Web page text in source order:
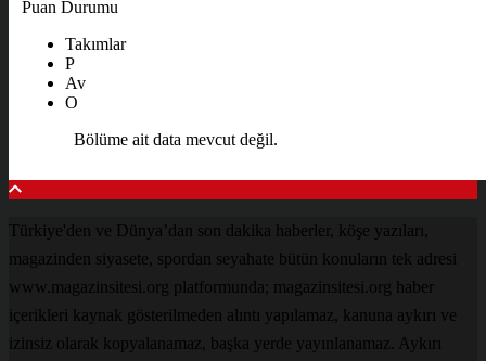
Puan Durumu
Takımlar
P
Av
O
Bölüme ait data mevcut değil.
Türkiye'den ve Dünya’dan son dakika haberler, köşe yazıları,
magazinden siyasete, spordan seyahate bütün konuların tek adresi
www.magazinsitesi.org platformunda; magazinsitesi.org haber
içerikleri kaynak gösterilmeden alıntı yapılamaz, kanuna aykırı ve
izinsiz olarak kopyalanamaz, başka yerde yayınlanamaz. Aykırı